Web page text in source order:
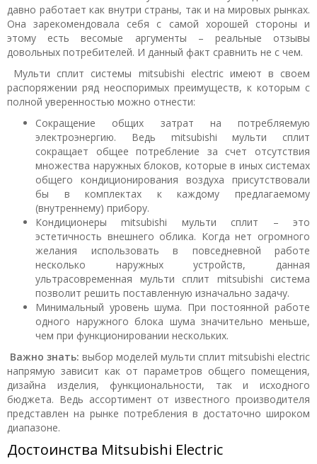
давно работает как внутри страны, так и на мировых рынках.
Она зарекомендовала себя с самой хорошей стороны и
этому есть весомые аргументы – реальные отзывы
довольных потребителей. И данный факт сравнить не с чем.
Мульти сплит системы mitsubishi electric имеют в своем
распоряжении ряд неоспоримых преимуществ, к которым с
полной уверенностью можно отнести:
Сокращение общих затрат на потребляемую
электроэнергию. Ведь mitsubishi мульти сплит
сокращает общее потребление за счет отсутствия
множества наружных блоков, которые в иных системах
общего кондиционирования воздуха присутствовали
бы в комплектах к каждому предлагаемому
(внутреннему) прибору.
Кондиционеры mitsubishi мульти сплит – это
эстетичность внешнего облика. Когда нет огромного
желания использовать в повседневной работе
несколько наружных устройств, данная
ультрасовременная мульти сплит mitsubishi система
позволит решить поставленную изначально задачу.
Минимальный уровень шума. При постоянной работе
одного наружного блока шума значительно меньше,
чем при функционировании нескольких.
Важно знать: выбор моделей мульти сплит mitsubishi electric
напрямую зависит как от параметров общего помещения,
дизайна изделия, функциональности, так и исходного
бюджета. Ведь ассортимент от известного производителя
представлен на рынке потребления в достаточно широком
диапазоне.
Достоинства Mitsubishi Electric